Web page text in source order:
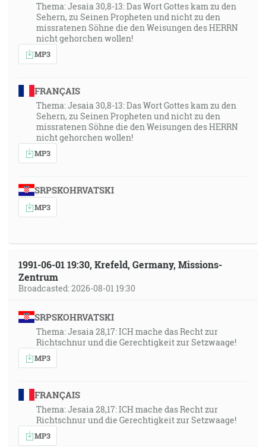
Thema: Jesaia 30,8-13: Das Wort Gottes kam zu den
Sehern, zu Seinen Propheten und nicht zu den
missratenen Söhne die den Weisungen des HERRN
nicht gehorchen wollen!
MP3
FRANÇAIS
Thema: Jesaia 30,8-13: Das Wort Gottes kam zu den
Sehern, zu Seinen Propheten und nicht zu den
missratenen Söhne die den Weisungen des HERRN
nicht gehorchen wollen!
MP3
SRPSKOHRVATSKI
MP3
1991-06-01 19:30, Krefeld, Germany, Missions-
Zentrum
Broadcasted: 2026-08-01 19:30
SRPSKOHRVATSKI
Thema: Jesaia 28,17: ICH mache das Recht zur
Richtschnur und die Gerechtigkeit zur Setzwaage!
MP3
FRANÇAIS
Thema: Jesaia 28,17: ICH mache das Recht zur
Richtschnur und die Gerechtigkeit zur Setzwaage!
MP3